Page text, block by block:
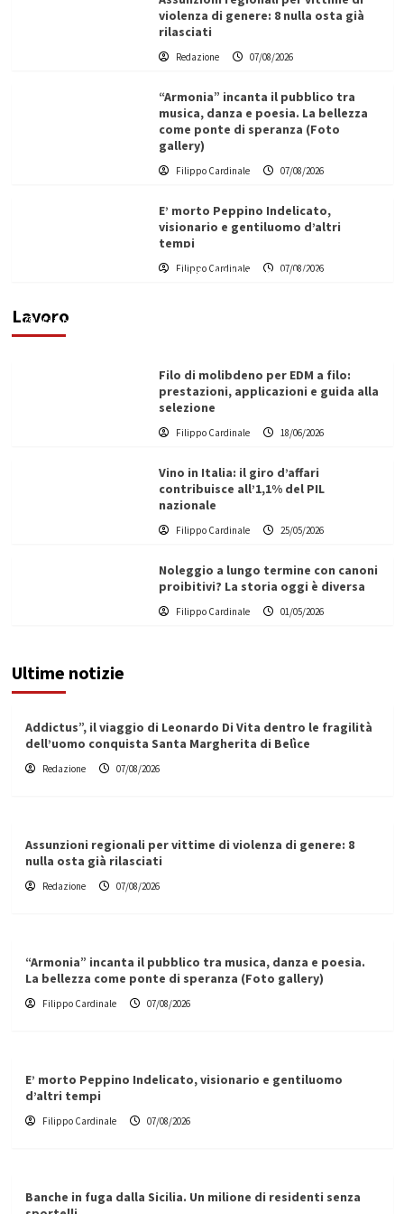
violenza di genere: 8 nulla osta già
rilasciati
Redazione 07/08/2026
“Armonia” incanta il pubblico tra
musica, danza e poesia. La bellezza
come ponte di speranza (Foto
gallery)
Filippo Cardinale 07/08/2026
E’ morto Peppino Indelicato,
visionario e gentiluomo d’altri
tempi
Filippo Cardinale 07/08/2026
Lavoro
L’ingegnere saccense Buscarnera partner chiave
di un progetto transnazionale per la transizione
Filippo Cardinale
Filo di molibdeno per EDM a filo:
prestazioni, applicazioni e guida alla
selezione
Filippo Cardinale 18/06/2026
Vino in Italia: il giro d’affari
contribuisce all’1,1% del PIL
nazionale
Filippo Cardinale 25/05/2026
Noleggio a lungo termine con canoni
proibitivi? La storia oggi è diversa
Filippo Cardinale 01/05/2026
Ultime notizie
Addictus”, il viaggio di Leonardo Di Vita dentro le fragilità
dell’uomo conquista Santa Margherita di Belìce
Redazione 07/08/2026
Assunzioni regionali per vittime di violenza di genere: 8
nulla osta già rilasciati
Redazione 07/08/2026
“Armonia” incanta il pubblico tra musica, danza e poesia.
La bellezza come ponte di speranza (Foto gallery)
Filippo Cardinale 07/08/2026
E’ morto Peppino Indelicato, visionario e gentiluomo
d’altri tempi
Filippo Cardinale 07/08/2026
Banche in fuga dalla Sicilia. Un milione di residenti senza